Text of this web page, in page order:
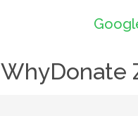
WhyDonate